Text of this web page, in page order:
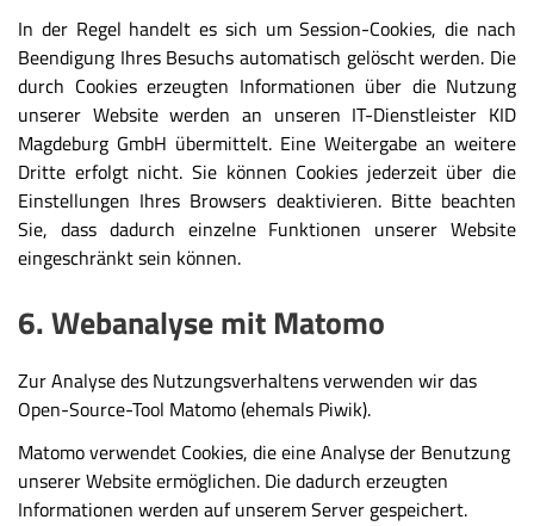
In der Regel handelt es sich um Session-Cookies, die nach
Beendigung Ihres Besuchs automatisch gelöscht werden. Die
durch Cookies erzeugten Informationen über die Nutzung
unserer Website werden an unseren IT-Dienstleister KID
Magdeburg GmbH übermittelt. Eine Weitergabe an weitere
Dritte erfolgt nicht. Sie können Cookies jederzeit über die
Einstellungen Ihres Browsers deaktivieren. Bitte beachten
Sie, dass dadurch einzelne Funktionen unserer Website
eingeschränkt sein können.
6. Webanalyse mit Matomo
Zur Analyse des Nutzungsverhaltens verwenden wir das
Open-Source-Tool Matomo (ehemals Piwik).
Matomo verwendet Cookies, die eine Analyse der Benutzung
unserer Website ermöglichen. Die dadurch erzeugten
Informationen werden auf unserem Server gespeichert.